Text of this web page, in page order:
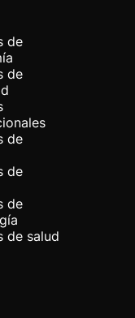
de
de
de
de
de
de salud